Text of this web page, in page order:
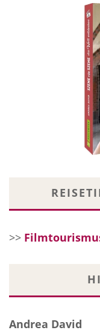
>>
Andrea David